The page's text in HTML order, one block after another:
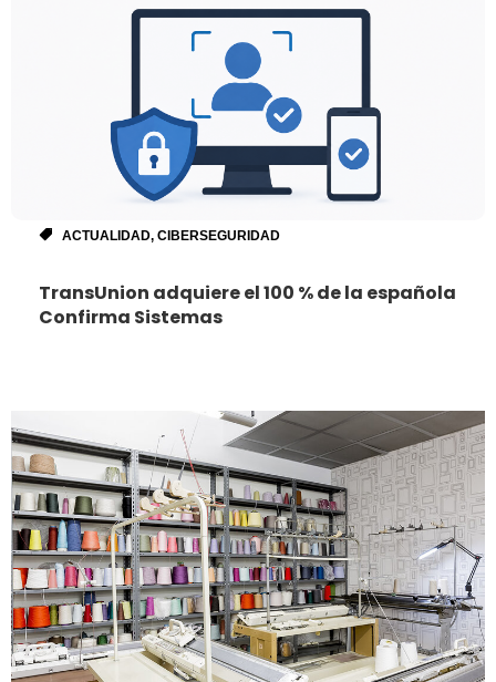
ACTUALIDAD, CIBERSEGURIDAD
TransUnion adquiere el 100 % de la española
Confirma Sistemas